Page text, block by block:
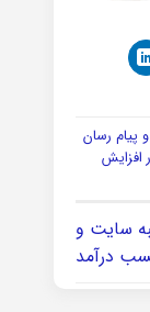
پیام رسان
افزایش
سایت و
درآمد